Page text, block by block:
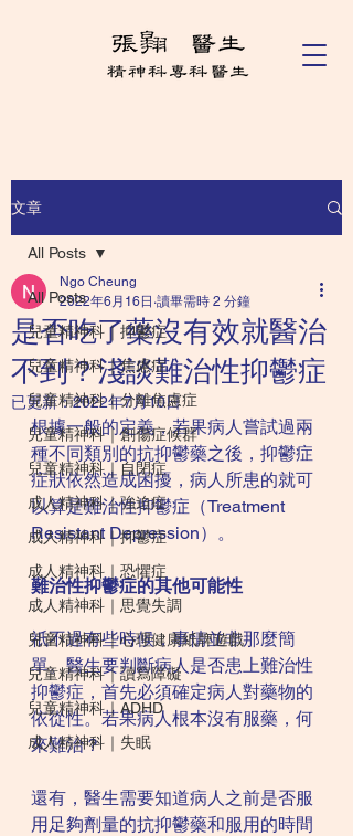
文章
All Posts
兒童精神科｜抑鬱症
兒童精神科｜焦慮症
兒童精神科｜分離焦慮症
兒童精神科｜創傷症候群
兒童精神科｜自閉症
成人精神科｜強迫症
成人精神科｜抑鬱症
成人精神科｜恐懼症
成人精神科｜思覺失調
兒童精神科｜心理健康紙牌遊戲
兒童精神科｜讀寫障礙
兒童精神科｜ADHD
成人精神科｜失眠
All Posts
是否吃了藥沒有效就醫治
不到？淺談難治性抑鬱症
Ngo Cheung
2022年6月16日 讀畢需時 2 分鐘
已更新：2022年7月10日
根據一般的定義，若果病人嘗試過兩
種不同類別的抗抑鬱藥之後，抑鬱症
症狀依然造成困擾，病人所患的就可
以算是難治性抑鬱症（Treatment
Resistant Depression）。
難治性抑鬱症的其他可能性
祇不過有些時候，事情並非那麼簡
單。醫生要判斷病人是否患上難治性
抑鬱症，首先必須確定病人對藥物的
依從性。若果病人根本沒有服藥，何
來難治？
還有，醫生需要知道病人之前是否服
用足夠劑量的抗抑鬱藥和服用的時間